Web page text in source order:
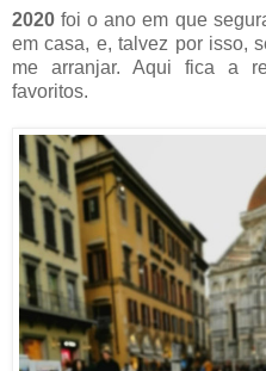
2020foi o ano em que
em casa, e, talvez por isso,
me arranjar. Aqui fica a
favoritos.